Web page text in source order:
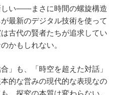
しい——まさに時間の螺旋構造
最新のデジタル技術を使って
古代の賢者たちが追求してい
かもしれない。
」も、「時空を超えた対話」
的な営みの現代的な表現なの
、探究の本質は変わらない。